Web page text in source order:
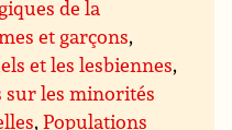
de la
et garçons,
et les lesbiennes,
sur les minorités
,Populations